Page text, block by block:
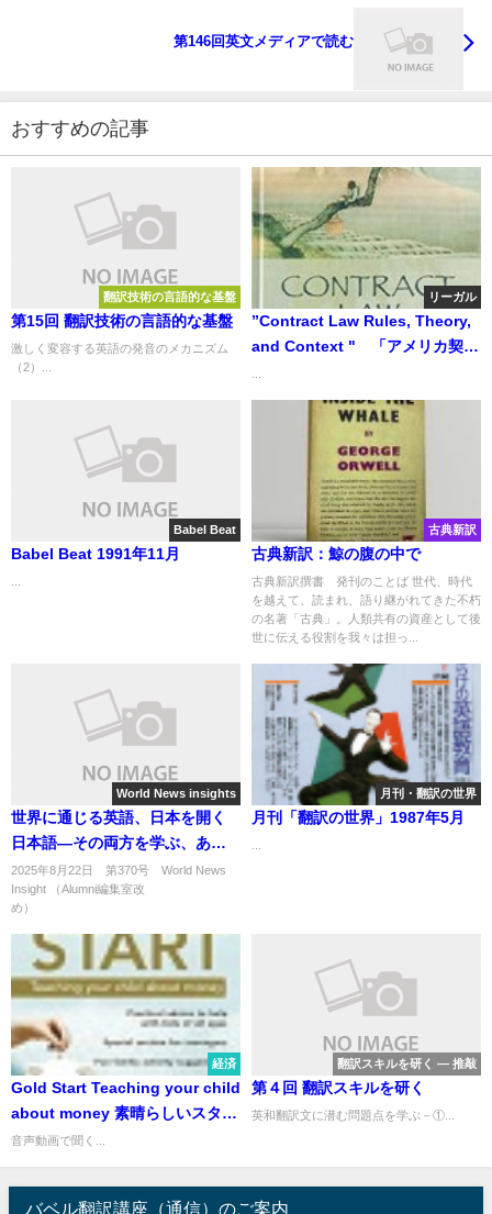
第146回英文メディアで読む
おすすめの記事
翻訳技術の言語的な基盤
第15回 翻訳技術の言語的な基盤
激しく変容する英語の発音のメカニズム
（2）...
リーガル
”Contract Law Rules, Theory,
and Context " 「アメリカ契約
Babel Beat
Babel Beat 1991年11月
古典新訳
古典新訳：鯨の腹の中で
古典新訳撰書 発刊のことば 世代、時代
を越えて、読まれ、語り継がれてきた不朽
の名著「古典」。人類共有の資産として後
世に伝える役割を我々は担っ...
World News insights
世界に通じる英語、日本を開く
日本語―その両方を学ぶ、あな
たの言語戦略
2025年8月22日 第370号 World News
Insight （Alumni編集室改
め） ...
月刊・翻訳の世界
月刊「翻訳の世界」1987年5月
経済
Gold Start Teaching your child
about money 素晴らしいスター
トを 子供にお金について教え
る
音声動画で聞く...
翻訳スキルを研く ― 推敲
第４回 翻訳スキルを研く
英和翻訳文に潜む問題点を学ぶ－①...
バベル翻訳講座（通信）のご案内